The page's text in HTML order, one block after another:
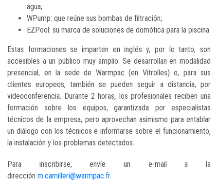
agua;
WPump: que reúne sus bombas de filtración;
EZPool: su marca de soluciones de domótica para la piscina.
Estas formaciones se imparten en inglés y, por lo tanto, son
accesibles a un público muy amplio. Se desarrollan en modalidad
presencial, en la sede de Warmpac (en Vitrolles) o, para sus
clientes europeos, también se pueden seguir a distancia, por
videoconferencia. Durante 2 horas, los profesionales reciben una
formación sobre los equipos, garantizada por especialistas
técnicos de la empresa, pero aprovechan asimismo para entablar
un diálogo con los técnicos e informarse sobre el funcionamiento,
la instalación y los problemas detectados.
Para inscribirse, envíe un e-mail a la
dirección m.camilleri@warmpac.fr.